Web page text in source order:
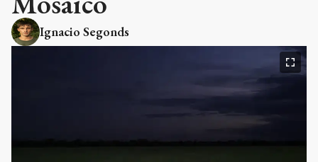
Ignacio Segonds